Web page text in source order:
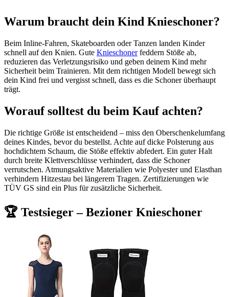
Warum braucht dein Kind Knieschoner?
Beim Inline-Fahren, Skateboarden oder Tanzen landen Kinder
schnell auf den Knien. Gute Knieschonerfeddern Stöße ab,
reduzieren das Verletzungsrisiko und geben deinem Kind mehr
Sicherheit beim Trainieren. Mit dem richtigen Modell bewegt sich
dein Kind frei und vergisst schnell, dass es die Schoner überhaupt
trägt.
Worauf solltest du beim Kauf achten?
Die richtige Größe ist entscheidend – miss den Oberschenkelumfang
deines Kindes, bevor du bestellst. Achte auf dicke Polsterung aus
hochdichtem Schaum, die Stöße effektiv abfedert. Ein guter Halt
durch breite Klettverschlüsse verhindert, dass die Schoner
verrutschen. Atmungsaktive Materialien wie Polyester und Elasthan
verhindern Hitzestau bei längerem Tragen. Zertifizierungen wie
TÜV GS sind ein Plus für zusätzliche Sicherheit.
🏆 Testsieger – Bezioner Knieschoner